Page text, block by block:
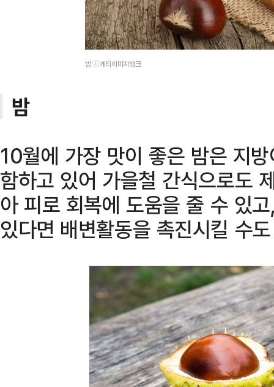
밤 ⓒ게티이미지뱅크
밤
10월에 가장 맛이 좋은 밤은 지
함하고 있어 가을철 간식으로도
아 피로 회복에 도움을 줄 수 있
있다면 배변활동을 촉진시킬 수